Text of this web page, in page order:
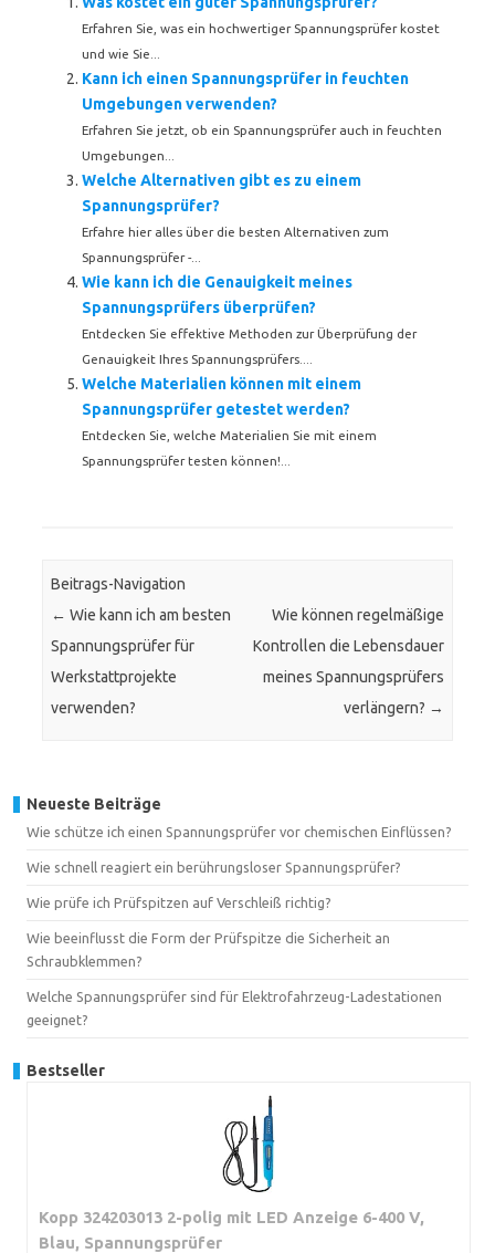
Erfahren Sie, was ein hochwertiger Spannungsprüfer kostet
und wie Sie...
Kann ich einen Spannungsprüfer in feuchten
Umgebungen verwenden?
Erfahren Sie jetzt, ob ein Spannungsprüfer auch in feuchten
Umgebungen...
Welche Alternativen gibt es zu einem
Spannungsprüfer?
Erfahre hier alles über die besten Alternativen zum
Spannungsprüfer -...
Wie kann ich die Genauigkeit meines
Spannungsprüfers überprüfen?
Entdecken Sie effektive Methoden zur Überprüfung der
Genauigkeit Ihres Spannungsprüfers....
Welche Materialien können mit einem
Spannungsprüfer getestet werden?
Entdecken Sie, welche Materialien Sie mit einem
Spannungsprüfer testen können!...
Beitrags-Navigation
← Wie kann ich am besten
Spannungsprüfer für
Werkstattprojekte
verwenden?
Wie können regelmäßige
Kontrollen die Lebensdauer
meines Spannungsprüfers
verlängern? →
Neueste Beiträge
Wie schütze ich einen Spannungsprüfer vor chemischen Einflüssen?
Wie schnell reagiert ein berührungsloser Spannungsprüfer?
Wie prüfe ich Prüfspitzen auf Verschleiß richtig?
Wie beeinflusst die Form der Prüfspitze die Sicherheit an
Schraubklemmen?
Welche Spannungsprüfer sind für Elektrofahrzeug-Ladestationen
geeignet?
Bestseller
Kopp 324203013 2-polig mit LED Anzeige 6-400 V,
Blau, Spannungsprüfer